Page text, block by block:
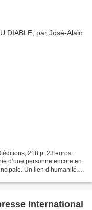
218 p. 23 euros.
d’une personne encore en
Un lien d’humanité
international